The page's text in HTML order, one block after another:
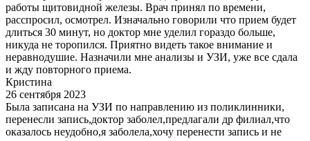
работы щитовидной железы. Врач принял по времени,
расспросил, осмотрел. Изначально говорили что прием будет
длиться 30 минут, но доктор мне уделил гораздо больше,
никуда не торопился. Приятно видеть такое внимание и
неравнодушие. Назначили мне анализы и УЗИ, уже все сдала
и жду повторного приема.
Кристина
26 сентября 2023
Была записана на УЗИ по направлению из поликлинники,
перенесли запись,доктор заболел,предлагали др филиал,что
оказалось неудобно,я заболела,хочу перенести запись и не